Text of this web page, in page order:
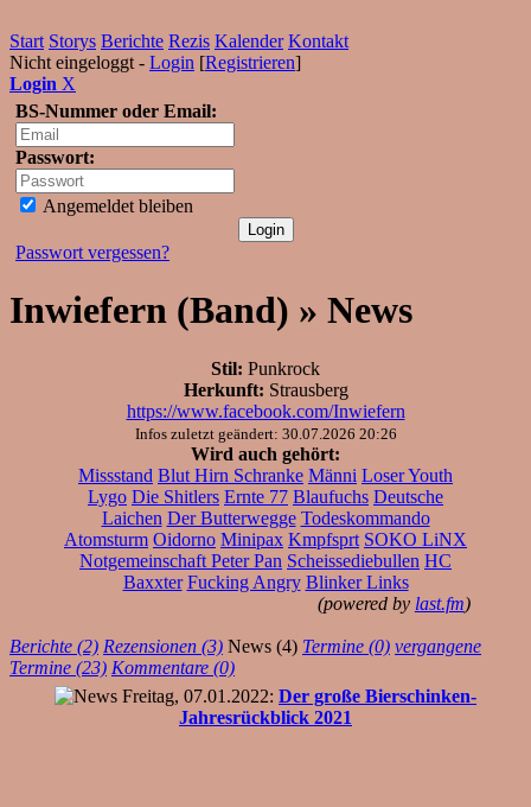
Start Storys Berichte Rezis Kalender Kontakt
Nicht eingeloggt - Login [Registrieren]
Login X
BS-Nummer oder Email:
Passwort:
Angemeldet bleiben
Passwort vergessen?
Inwiefern (Band) » News
Stil: Punkrock
Herkunft: Strausberg
https://www.facebook.com/Inwiefern
Infos zuletzt geändert: 30.07.2026 20:26
Wird auch gehört:
Missstand Blut Hirn Schranke Männi Loser Youth
Lygo Die Shitlers Ernte 77 Blaufuchs Deutsche
Laichen Der Butterwegge Todeskommando
Atomsturm Oidorno Minipax Kmpfsprt SOKO LiNX
Notgemeinschaft Peter Pan Scheissediebullen HC
Baxxter Fucking Angry Blinker Links
(powered by last.fm)
Berichte (2) Rezensionen (3) News (4) Termine (0) vergangene
Termine (23) Kommentare (0)
Freitag, 07.01.2022: Der große Bierschinken-
Jahresrückblick 2021